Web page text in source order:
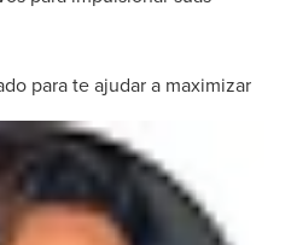
para te ajudar a maximizar